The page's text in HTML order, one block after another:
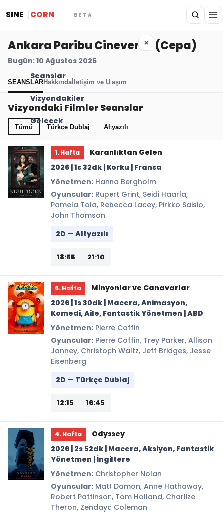
SINE CORN BETA
✕
Seanslar
Vizyondakiler
Gelecek
Ankara Paribu Cineverse (Cepa)
Bugün: 10 Ağustos 2026
SEANSLARHakkındaİletişim ve Ulaşım
Vizyondaki Filmler Seanslar
Tümü Türkçe Dublaj Altyazılı
1. Hafta
Karanlıktan Gelen
2026 | 1s 32dk | Korku | Fransa
Yönetmen: Hanna Bergholm
Oyuncular: Rupert Grint, Seidi Haarla,
Pamela Tola, Rebecca Lacey, Pirkko Saisio,
John Thomson
2D — Altyazılı
18:55 21:10
6. Hafta
Minyonlar ve Canavarlar
2026 | 1s 30dk | Macera, Animasyon,
Komedi, Aile, Fantastik Yönetmen | ABD
Yönetmen: Pierre Coffin
Oyuncular: Pierre Coffin, Trey Parker, Allison
Janney, Christoph Waltz, Jeff Bridges, Jesse
Eisenberg
2D — Türkçe Dublaj
12:15 16:45
4. Hafta
Odyssey
2026 | 2s 52dk | Macera, Aksiyon, Fantastik
Yönetmen | İngiltere
Yönetmen: Christopher Nolan
Oyuncular: Matt Damon, Anne Hathaway,
Robert Pattinson, Tom Holland, Charlize
Theron, Zendaya Coleman